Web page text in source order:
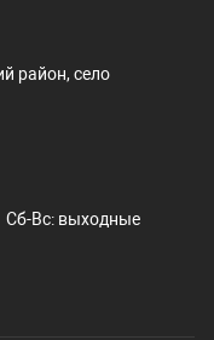
район, село
Сб-Вс: выходные